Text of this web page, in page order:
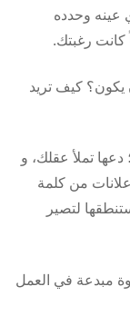
عينه وحدده
كانت رغبتك.
يكون؟ كيف تريد
تملأ عقلك، و
من كلمة
لتصير
مبدعة في العمل